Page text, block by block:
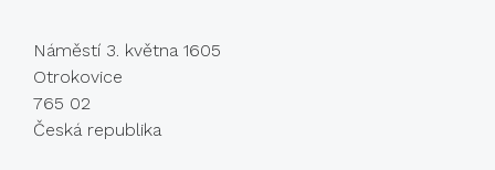
Náměstí 3. května 1605
Otrokovice
765 02
Česká republika